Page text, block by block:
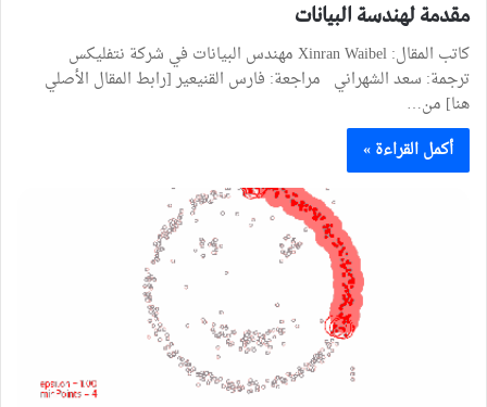
مقدمة لهندسة البيانات
كاتب المقال: Xinran Waibel مهندس البيانات في شركة نتفليكس
ترجمة: سعد الشهراني مراجعة: فارس القنيعير [رابط المقال الأصلي
هنا] من…
أكمل القراءة »